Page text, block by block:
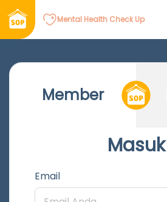
Mental Health Check Up
Member
Masuk
Email